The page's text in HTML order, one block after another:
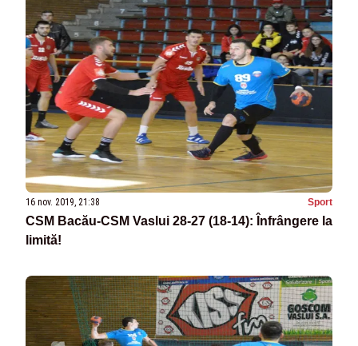
16 nov. 2019, 21:38 Sport
CSM Bacău-CSM Vaslui 28-27 (18-14): Înfrângere la
limită!